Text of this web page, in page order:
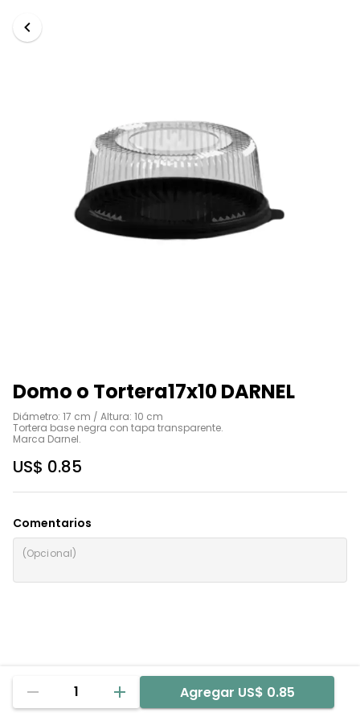
Domo o Tortera17x10 DARNEL
Diámetro: 17 cm / Altura: 10 cm
Tortera base negra con tapa transparente.
Marca Darnel.
US$ 0.85
Comentarios
1 Agregar US$ 0.85